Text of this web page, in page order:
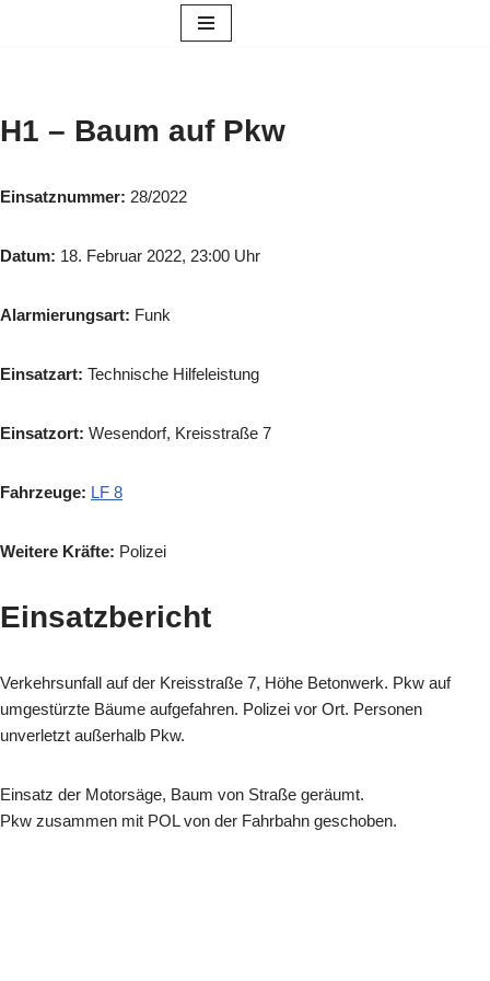
H1 – Baum auf Pkw
Einsatznummer: 28/2022
Datum: 18. Februar 2022, 23:00 Uhr
Alarmierungsart: Funk
Einsatzart: Technische Hilfeleistung
Einsatzort: Wesendorf, Kreisstraße 7
Fahrzeuge: LF 8
Weitere Kräfte: Polizei
Einsatzbericht
Verkehrsunfall auf der Kreisstraße 7, Höhe Betonwerk. Pkw auf
umgestürzte Bäume aufgefahren. Polizei vor Ort. Personen
unverletzt außerhalb Pkw.
Einsatz der Motorsäge, Baum von Straße geräumt.
Pkw zusammen mit POL von der Fahrbahn geschoben.